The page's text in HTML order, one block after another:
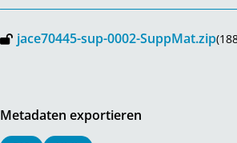
jace70445-sup-0002-SuppMat.zip
Metadaten exportieren